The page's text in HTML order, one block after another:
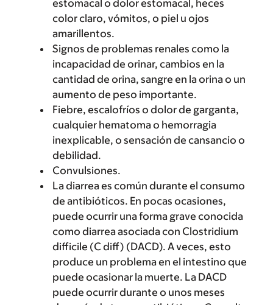
estomacal o dolor estomacal, heces
color claro, vómitos, o piel u ojos
amarillentos.
Signos de problemas renales como la
incapacidad de orinar, cambios en la
cantidad de orina, sangre en la orina o un
aumento de peso importante.
Fiebre, escalofríos o dolor de garganta,
cualquier hematoma o hemorragia
inexplicable, o sensación de cansancio o
debilidad.
Convulsiones.
La diarrea es común durante el consumo
de antibióticos. En pocas ocasiones,
puede ocurrir una forma grave conocida
como diarrea asociada con Clostridium
difficile (C diff) (DACD). A veces, esto
produce un problema en el intestino que
puede ocasionar la muerte. La DACD
puede ocurrir durante o unos meses